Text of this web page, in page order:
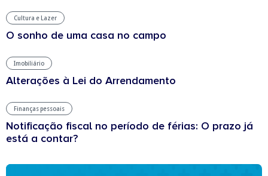
Cultura e Lazer
O sonho de uma casa no campo
Imobiliário
Alterações à Lei do Arrendamento
Finanças pessoais
Notificação fiscal no período de férias: O prazo já
está a contar?